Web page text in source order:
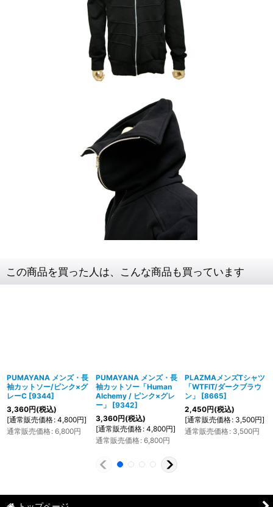
この商品を買った人は、こんな商品も買っています
PUMAYANA メンズ・長
袖カットソー/ピンク×グ
レーC [9344]
3,360円(税込)
[通常販売価格: 4,800円]
通常販売価格: 6,800円
PUMAYANA メンズ・長
袖カットソー「Human
Alchemy / ピンク×グレ
ー」
[9342]
3,360円(税込)
[通常販売価格: 4,800円]
通常販売価格: 6,800円
PLAZMAメンズTシャツ
「WTFIT/ダークブラウ
ン」
[8665]
2,450円(税込)
[通常販売価格: 3,500円]
通常販売価格: 3,500円